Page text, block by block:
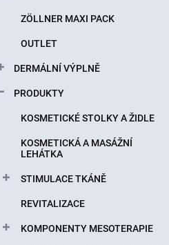
ZÖLLNER MAXI PACK
OUTLET
DERMÁLNÍ VÝPLNĚ
PRODUKTY
KOSMETICKÉ STOLKY A ŽIDLE
KOSMETICKÁ A MASÁŽNÍ
LEHÁTKA
STIMULACE TKÁNĚ
REVITALIZACE
KOMPONENTY MESOTERAPIE